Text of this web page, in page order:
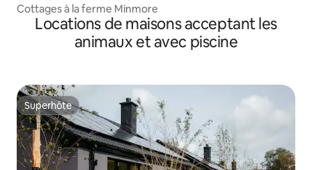
Cottages à la ferme Minmore
Locations de maisons acceptant les
animaux et avec piscine
Superhôte
Superhôte